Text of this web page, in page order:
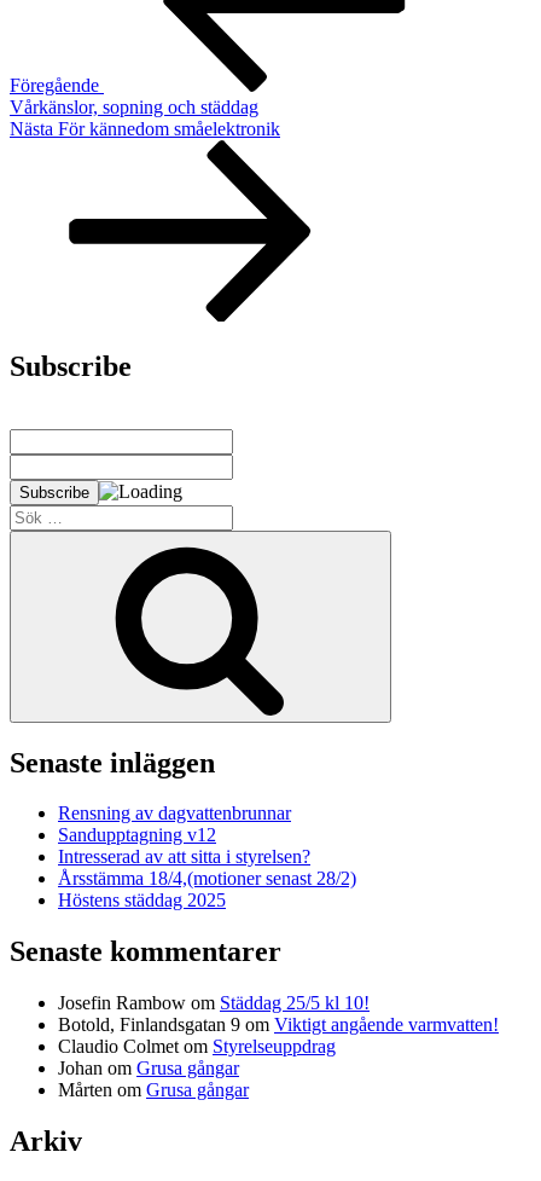
Föregående
Vårkänslor, sopning och städdag
Nästa
Nästa För kännedom småelektronik
Subscribe
Sök
efter:
Senaste inläggen
Rensning av dagvattenbrunnar
Sandupptagning v12
Intresserad av att sitta i styrelsen?
Årsstämma 18/4,(motioner senast 28/2)
Höstens städdag 2025
Senaste kommentarer
Josefin Rambow om Städdag 25/5 kl 10!
Botold, Finlandsgatan 9 om Viktigt angående varmvatten!
Claudio Colmet om Styrelseuppdrag
Johan om Grusa gångar
Mårten om Grusa gångar
Arkiv